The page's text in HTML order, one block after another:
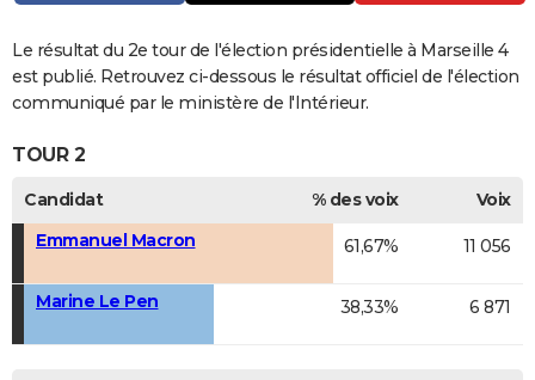
Le résultat du 2e tour de l'élection présidentielle à Marseille 4
est publié. Retrouvez ci-dessous le résultat officiel de l'élection
communiqué par le ministère de l'Intérieur.
TOUR 2
Candidat % des voix
Voix
Emmanuel Macron
61,67% 11 056
Marine Le Pen 38,33% 6 871